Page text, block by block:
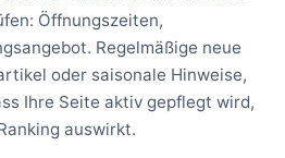
Öffnungszeiten,
Regelmäßige neue
oder saisonale Hinweise,
Ihre Seite aktiv gepflegt wird,
auswirkt.